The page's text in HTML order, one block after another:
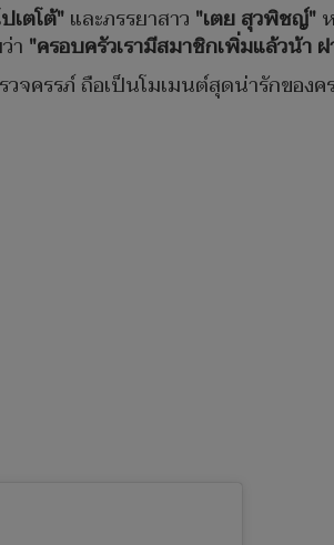
เตโต้"และภรรยาสาว "เตย สุวพิชญ์"
า "ครอบครัวเรามีสมาชิกเพิ่มแล้วน้า
ครรภ์ ถือเป็นโมเมนต์สุดน่ารักของค